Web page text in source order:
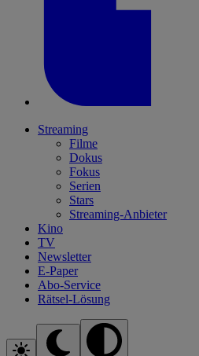
Streaming
Filme
Dokus
Fokus
Serien
Stars
Streaming-Anbieter
Kino
TV
Newsletter
E-Paper
Abo-Service
Rätsel-Lösung